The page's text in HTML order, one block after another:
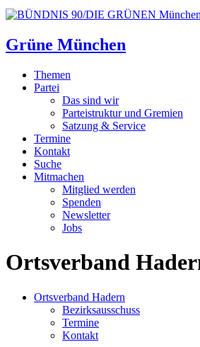
Grüne München
Themen
Partei
Das sind wir
Parteistruktur und Gremien
Satzung & Service
Termine
Kontakt
Suche
Mitmachen
Mitglied werden
Spenden
Newsletter
Jobs
Ortsverband
Ortsverband Hadern
Bezirksausschuss
Termine
Kontakt